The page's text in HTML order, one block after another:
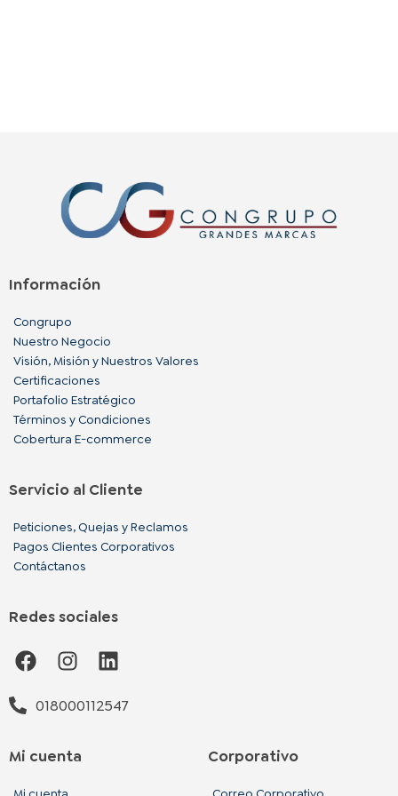
Información
Congrupo
Nuestro Negocio
Visión, Misión y Nuestros Valores
Certificaciones
Portafolio Estratégico
Términos y Condiciones
Cobertura E-commerce
Servicio al Cliente
Peticiones, Quejas y Reclamos
Pagos Clientes Corporativos
Contáctanos
Redes sociales
F
a
e
o
o
I
n
s
t
g
L
i
n
k
018000112547
Mi cuenta Corporativo